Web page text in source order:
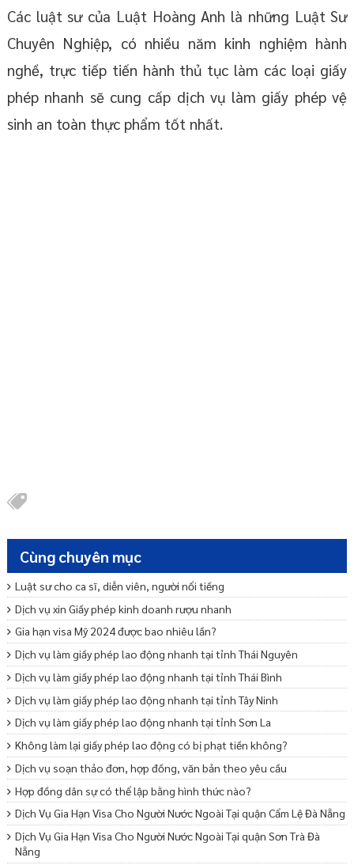
Các luật sư của Luật Hoàng Anh là những Luật Sư
Chuyên Nghiệp, có nhiều năm kinh nghiệm hành
nghề, trực tiếp tiến hành thủ tục làm các loại giấy
phép nhanh sẽ cung cấp dịch vụ làm giấy phép vệ
sinh an toàn thực phẩm tốt nhất.
Cùng chuyên mục
Luật sư cho ca sĩ, diễn viên, người nổi tiếng
Dịch vụ xin Giấy phép kinh doanh rượu nhanh
Gia hạn visa Mỹ 2024 được bao nhiêu lần?
Dịch vụ làm giấy phép lao động nhanh tại tỉnh Thái Nguyên
Dịch vụ làm giấy phép lao động nhanh tại tỉnh Thái Bình
Dịch vụ làm giấy phép lao động nhanh tại tỉnh Tây Ninh
Dịch vụ làm giấy phép lao động nhanh tại tỉnh Sơn La
Không làm lại giấy phép lao động có bị phạt tiền không?
Dịch vụ soạn thảo đơn, hợp đồng, văn bản theo yêu cầu
Hợp đồng dân sự có thể lập bằng hình thức nào?
Dịch Vụ Gia Hạn Visa Cho Người Nước Ngoài Tại quận Cẩm Lệ Đà Nẵng
Dịch Vụ Gia Hạn Visa Cho Người Nước Ngoài Tại quận Sơn Trà Đà
Nẵng